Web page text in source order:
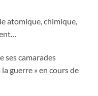
atomique, chimique,
ses camarades
guerre » en cours de